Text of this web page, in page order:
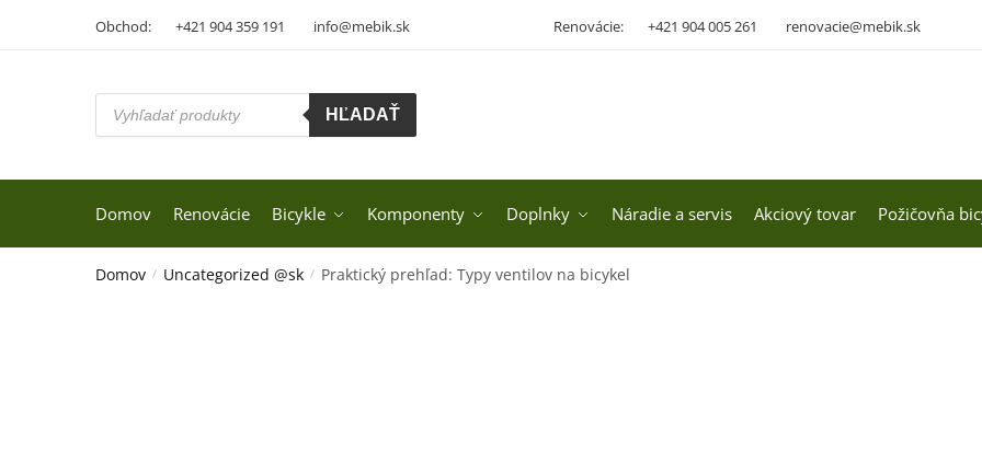
Obchod: +421 904 359 191 info@mebik.sk Renovácie: +421 904 005 261 renovacie@mebik.sk
Products
search
HĽADAŤ
Domov Renovácie Bicykle Komponenty Doplnky Náradie a servis Akciový tovar Požičovňa
Domov / Uncategorized @sk / Praktický prehľad: Typy ventilov na bicykel